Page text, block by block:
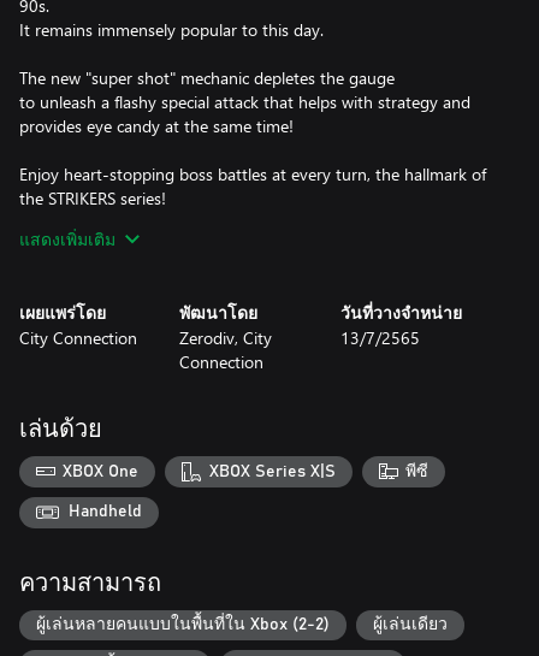
90s.
It remains immensely popular to this day.
The new "super shot" mechanic depletes the gauge
to unleash a flashy special attack that helps with strategy and
provides eye candy at the same time!
Enjoy heart-stopping boss battles at every turn, the hallmark of
the STRIKERS series!
controls,
and screen orientation to make the game just right for you.
Do you have what it takes to become the best STRIKER in the
world?
Planes:
Six World War-era fighters are at your service, each with unique
abilities.
"B" items give you bombs that deal area damage to clear out
enemies or help with emergency escapes.
Store up your shot to unleash a powerful formation attack!
แสดงเพิ่มเติม
เผยแพร่โดย
City Connection
พัฒนาโดย
Zerodiv, City
Connection
วันที่วางจำหน่าย
13/7/2565
เล่นด้วย
XBOX One XBOX Series X|S พีซี
Handheld
ความสามารถ
ผู้เล่นหลายคนแบบในพื้นที่ใน Xbox (2-2) ผู้เล่นเดียว